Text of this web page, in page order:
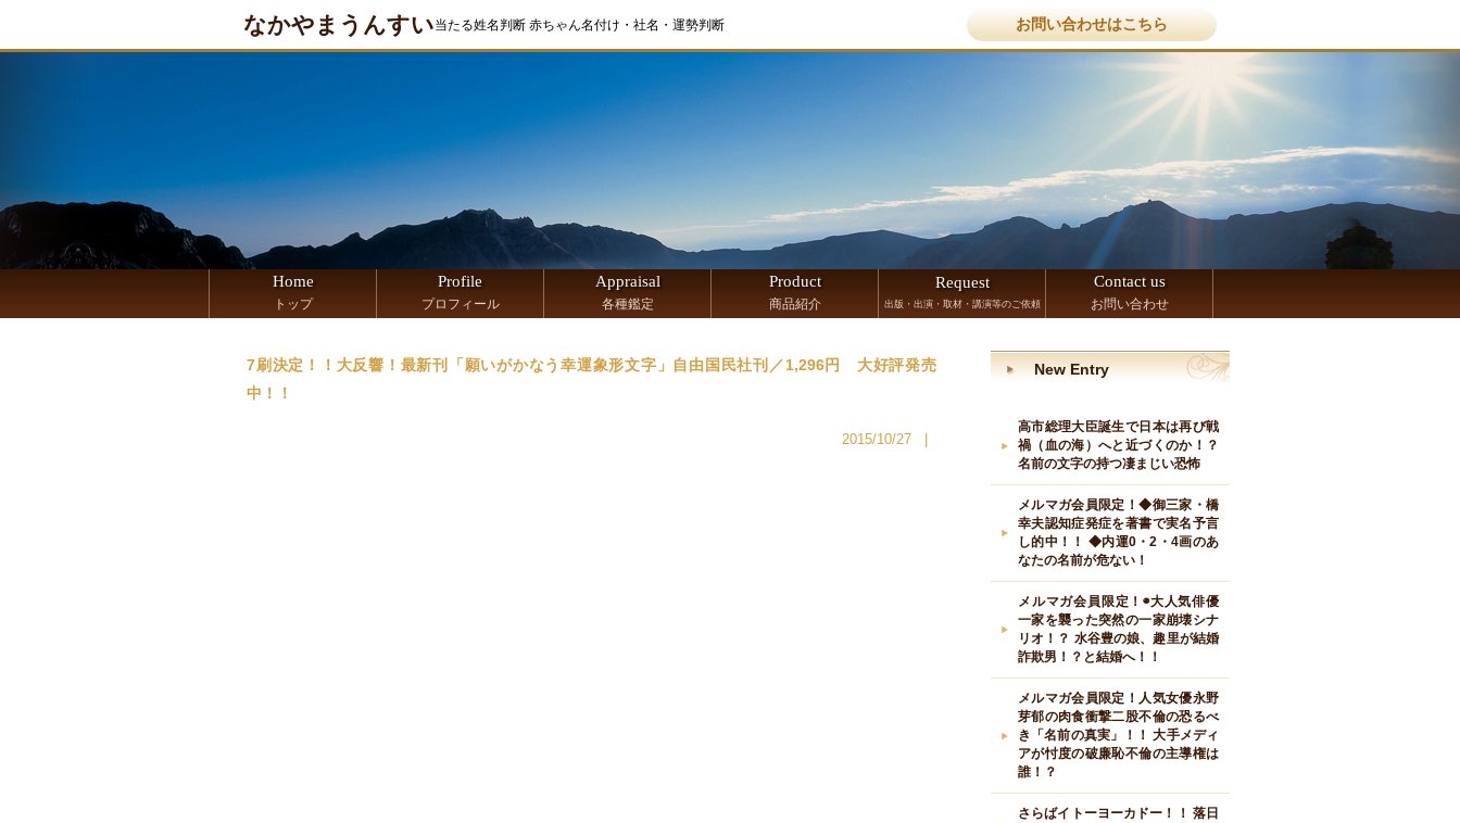
なかやまうんすい当たる姓名判断 赤ちゃん名付け・社名・運勢判断 お問い合わせはこちら
Home
トップ
Profile
プロフィール
Appraisal
各種鑑定
Product
商品紹介
Request
出版・出演・取材・講演等のご依頼
Contact us
お問い合わせ
7刷決定！！大反響！最新刊「願いがかなう幸運象形文字」自由国民社刊／1,296円 大好評発売
中！！
2015/10/27
New Entry
高市総理大臣誕生で日本は再び戦
禍（血の海）へと近づくのか！？
名前の文字の持つ凄まじい恐怖
メルマガ会員限定！◆御三家・橋
幸夫認知症発症を著書で実名予言
し的中！！ ◆内運0・2・4画のあ
なたの名前が危ない！
メルマガ会員限定！◉大人気俳優
一家を襲った突然の一家崩壊シナ
リオ！？ 水谷豊の娘、趣里が結婚
詐欺男！？と結婚へ！！
メルマガ会員限定！人気女優永野
芽郁の肉食衝撃二股不倫の恐るべ
き「名前の真実」！！ 大手メディ
アが忖度の破廉恥不倫の主導権は
誰！？
さらばイトーヨーカドー！！ 落日